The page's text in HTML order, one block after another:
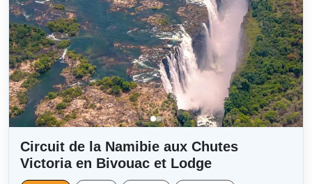
Circuit de la Namibie aux Chutes
Victoria en Bivouac et Lodge